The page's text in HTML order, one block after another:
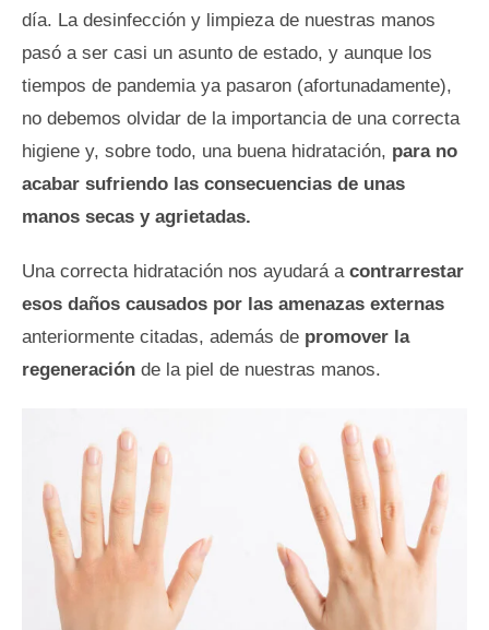
día. La desinfección y limpieza de nuestras manos
pasó a ser casi un asunto de estado, y aunque los
tiempos de pandemia ya pasaron (afortunadamente),
no debemos olvidar de la importancia de una correcta
higiene y, sobre todo, una buena hidratación, para no
acabar sufriendo las consecuencias de unas
manos secas y agrietadas.
Una correcta hidratación nos ayudará a contrarrestar
esos daños causados por las amenazas externas
anteriormente citadas, además de promover la
regeneración de la piel de nuestras manos.